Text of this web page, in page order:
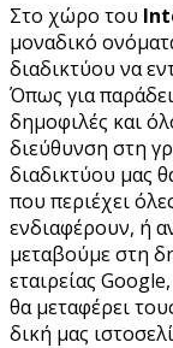
Στο χώρο του
μοναδικό
διαδικτύου να
Όπως για
δημοφιλές και
διεύθυνση στη
διαδικτύου μας
που περιέχει
ενδιαφέρουν, ή
μεταβούμε στη
εταιρείας
θα μεταφέρει
δική μας